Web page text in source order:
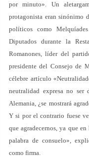
por minuto». Un
protagonista eran sinónimo
políticos como
Diputados durante la
Romanones, líder del
presidente del Consejo de
célebre artículo
neutralidad expresa no
Alemania, ¿se mostrará
Y si por el contrario fuese
que agradecernos, ya que
palabra de consuelo»,
como firma.